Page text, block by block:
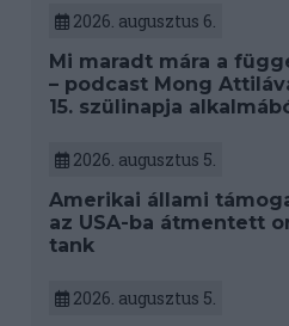
2026. augusztus 6.
Mi maradt mára a
– podcast Mong
15. szülinapja
2026. augusztus 5.
Amerikai állami
az USA-ba átmentett
tank
2026. augusztus 5.